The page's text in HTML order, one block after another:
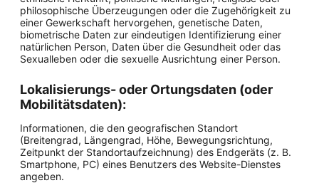
philosophische Überzeugungen oder die Zugehörigkeit zu
einer Gewerkschaft hervorgehen, genetische Daten,
biometrische Daten zur eindeutigen Identifizierung einer
natürlichen Person, Daten über die Gesundheit oder das
Sexualleben oder die sexuelle Ausrichtung einer Person.
Lokalisierungs- oder Ortungsdaten (oder
Mobilitätsdaten):
Informationen, die den geografischen Standort
(Breitengrad, Längengrad, Höhe, Bewegungsrichtung,
Zeitpunkt der Standortaufzeichnung) des Endgeräts (z. B.
Smartphone, PC) eines Benutzers des Website-Dienstes
angeben.